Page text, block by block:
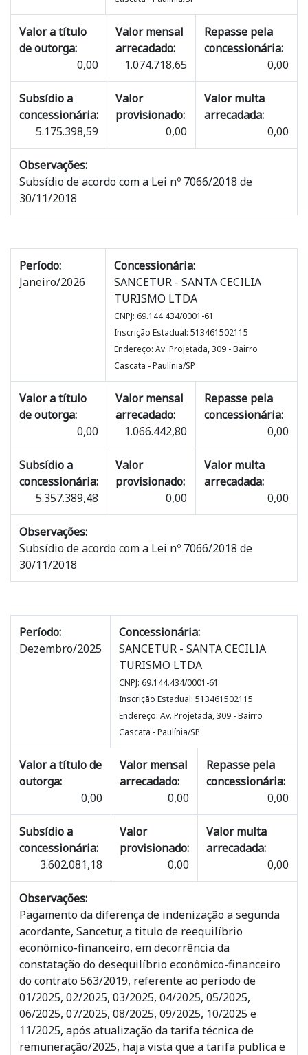
Valor a título
de outorga:
0,00
Valor mensal
arrecadado:
1.074.718,65
Repasse pela
concessionária:
0,00
Subsídio a
concessionária:
5.175.398,59
Valor
provisionado:
0,00
Valor multa
arrecadada:
0,00
Observações:
Subsídio de acordo com a Lei nº 7066/2018 de
30/11/2018
Período:
Janeiro/2026
Concessionária:
SANCETUR - SANTA CECILIA
TURISMO LTDA
CNPJ: 69.144.434/0001-61
Inscrição Estadual: 513461502115
Endereço: Av. Projetada, 309 - Bairro
Cascata - Paulínia/SP
Valor a título
de outorga:
0,00
Valor mensal
arrecadado:
1.066.442,80
Repasse pela
concessionária:
0,00
Subsídio a
concessionária:
5.357.389,48
Valor
provisionado:
0,00
Valor multa
arrecadada:
0,00
Observações:
Subsídio de acordo com a Lei nº 7066/2018 de
30/11/2018
Período:
Dezembro/2025
Concessionária:
SANCETUR - SANTA CECILIA
TURISMO LTDA
CNPJ: 69.144.434/0001-61
Inscrição Estadual: 513461502115
Endereço: Av. Projetada, 309 - Bairro
Cascata - Paulínia/SP
Valor a título de
outorga:
0,00
Valor mensal
arrecadado:
0,00
Repasse pela
concessionária:
0,00
Subsídio a
concessionária:
3.602.081,18
Valor
provisionado:
0,00
Valor multa
arrecadada:
0,00
Observações:
Pagamento da diferença de indenização a segunda
acordante, Sancetur, a titulo de reequilíbrio
econômico-financeiro, em decorrência da
constatação do desequilíbrio econômico-financeiro
do contrato 563/2019, referente ao período de
01/2025, 02/2025, 03/2025, 04/2025, 05/2025,
06/2025, 07/2025, 08/2025, 09/2025, 10/2025 e
11/2025, após atualização da tarifa técnica de
remuneração/2025, haja vista que a tarifa publica e